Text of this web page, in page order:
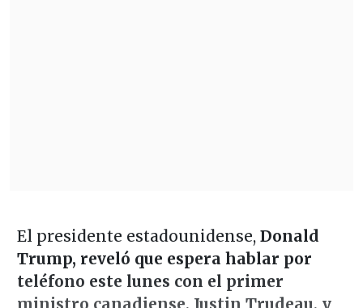
El presidente estadounidense, Donald
Trump, reveló que espera hablar por
teléfono este lunes con el primer
ministro canadiense, Justin Trudeau, y